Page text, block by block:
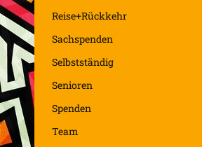
Reise+Rückkehr
Sachspenden
Selbstständig
Senioren
Spenden
Team